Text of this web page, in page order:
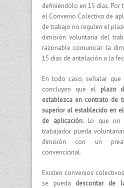
definiéndolo en 15 días. Por
el Convenio Colectivo de
de trabajo no regulen el
dimisión voluntaria del
razonable comunicar la
15 días de antelación a la
En todo caso, señalar que
concluyen que el plazo
establezca en contrato de
superior al establecido en
de aplicación. Lo que no
trabajador pueda
dimisión con un
convencional.
Existen convenios
se pueda descontar de